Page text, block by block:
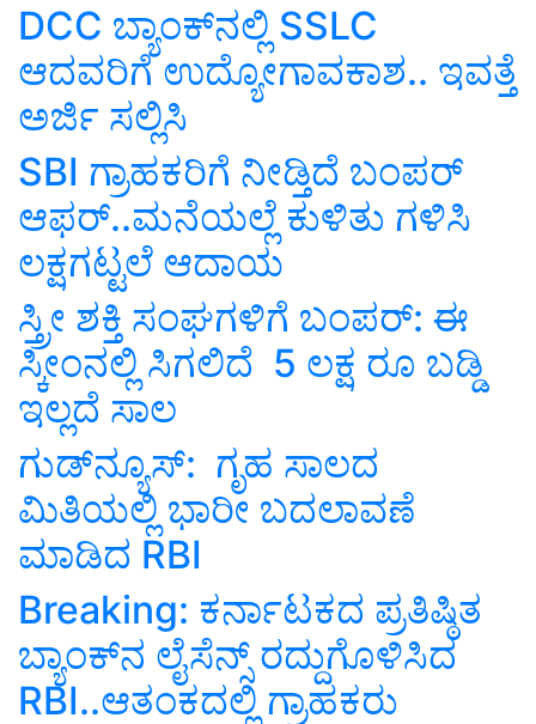
DCC ಬ್ಯಾಂಕ್‌ನಲ್ಲಿ SSLC
ಆದವರಿಗೆ ಉದ್ಯೋಗಾವಕಾಶ.. ಇವತ್ತೆ
ಅರ್ಜಿ ಸಲ್ಲಿಸಿ
SBI ಗ್ರಾಹಕರಿಗೆ ನೀಡ್ತಿದೆ ಬಂಪರ್‌
ಆಫರ್‌..ಮನೆಯಲ್ಲೆ ಕುಳಿತು ಗಳಿಸಿ
ಲಕ್ಷಗಟ್ಟಲೆ ಆದಾಯ
ಸ್ತ್ರೀ ಶಕ್ತಿ ಸಂಘಗಳಿಗೆ ಬಂಪರ್‌: ಈ
ಸ್ಕೀಂನಲ್ಲಿ ಸಿಗಲಿದೆ 5 ಲಕ್ಷ ರೂ ಬಡ್ಡಿ
ಇಲ್ಲದೆ ಸಾಲ
ಗುಡ್‌ನ್ಯೂಸ್‌: ಗೃಹ ಸಾಲದ
ಮಿತಿಯಲ್ಲಿ ಭಾರೀ ಬದಲಾವಣೆ
ಮಾಡಿದ RBI
Breaking: ಕರ್ನಾಟಕದ ಪ್ರತಿಷ್ಠಿತ
ಬ್ಯಾಂಕ್‌ನ ಲೈಸೆನ್ಸ್‌ ರದ್ದುಗೊಳಿಸಿದ
RBI..ಆತಂಕದಲ್ಲಿ ಗ್ರಾಹಕರು